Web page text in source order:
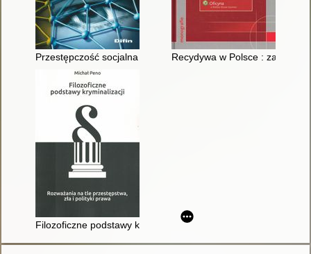
Przestępczość socjalna : z perspektywy prawa karnego i
Recydywa w Polsce :
Filozoficzne podstawy kryminalizacji : rozważania na tle